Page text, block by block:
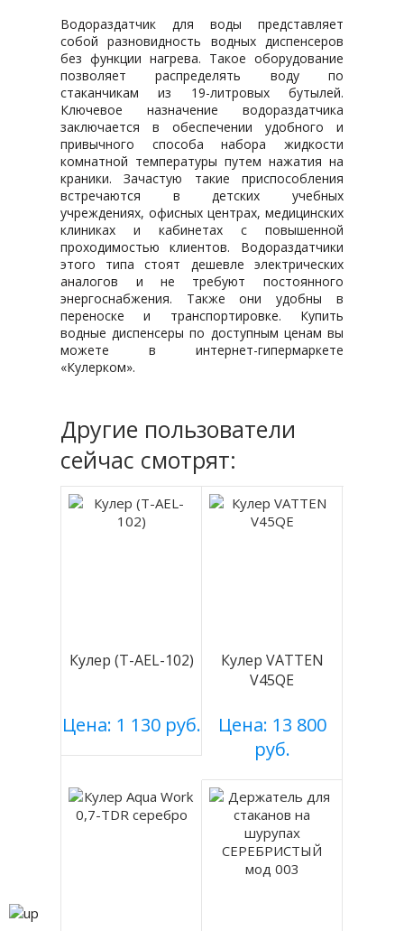
Водораздатчик для воды представляет
собой разновидность водных диспенсеров
без функции нагрева. Такое оборудование
позволяет распределять воду по
стаканчикам из 19-литровых бутылей.
Ключевое назначение водораздатчика
заключается в обеспечении удобного и
привычного способа набора жидкости
комнатной температуры путем нажатия на
краники. Зачастую такие приспособления
встречаются в детских учебных
учреждениях, офисных центрах, медицинских
клиниках и кабинетах с повышенной
проходимостью клиентов. Водораздатчики
этого типа стоят дешевле электрических
аналогов и не требуют постоянного
энергоснабжения. Также они удобны в
переноске и транспортировке. Купить
водные диспенсеры по доступным ценам вы
можете в интернет-гипермаркете
«Кулерком».
Другие пользователи
сейчас смотрят:
Кулер (T-AEL-102)
Цена: 1 130 руб.
Кулер VATTEN
V45QE
Цена: 13 800
руб.